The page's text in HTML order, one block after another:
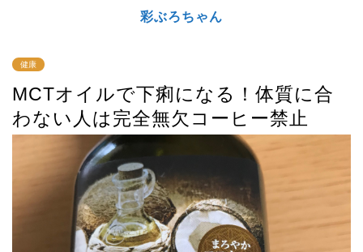
彩ぶろちゃん
健康
MCTオイルで下痢になる！体質に合
わない人は完全無欠コーヒー禁止